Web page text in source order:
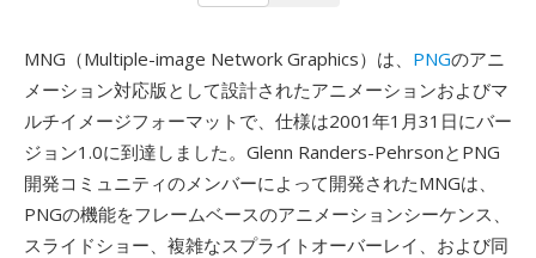
MNG（Multiple-image Network Graphics）は、 PNGのアニ
メーション対応版として設計されたアニメーションおよびマ
ルチイメージフォーマットで、仕様は2001年1月31日にバー
ジョン1.0に到達しました。Glenn Randers-PehrsonとPNG
開発コミュニティのメンバーによって開発されたMNGは、
PNGの機能をフレームベースのアニメーションシーケンス、
スライドショー、複雑なスプライトオーバーレイ、および同